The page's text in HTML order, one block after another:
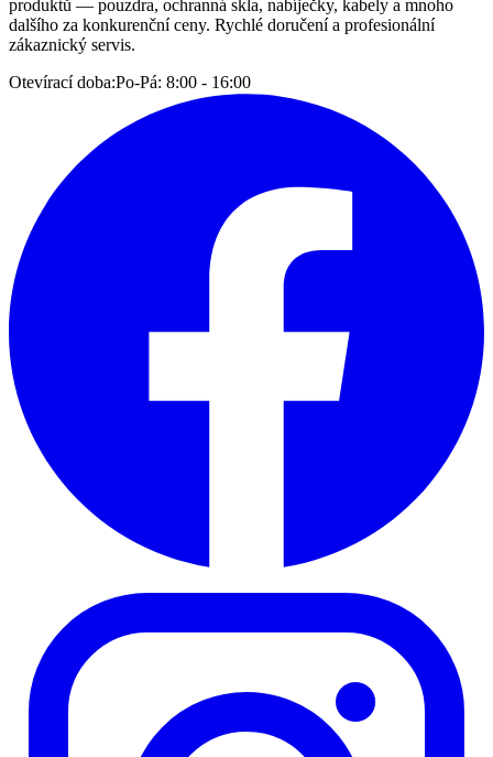
produktů — pouzdra, ochranná skla, nabíječky, kabely a mnoho
dalšího za konkurenční ceny. Rychlé doručení a profesionální
zákaznický servis.
Otevírací doba:Po-Pá: 8:00 - 16:00